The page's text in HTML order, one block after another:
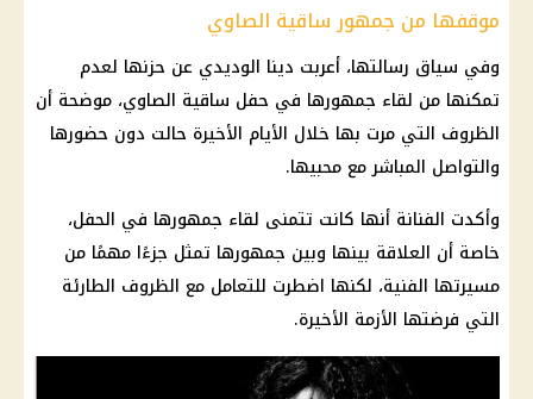
موقفها من جمهور ساقية الصاوي
وفي سياق رسالتها، أعربت دينا الوديدي عن حزنها لعدم
تمكنها من لقاء جمهورها في حفل ساقية الصاوي، موضحة أن
الظروف التي مرت بها خلال الأيام الأخيرة حالت دون حضورها
والتواصل المباشر مع محبيها.
وأكدت الفنانة أنها كانت تتمنى لقاء جمهورها في الحفل،
خاصة أن العلاقة بينها وبين جمهورها تمثل جزءًا مهمًا من
مسيرتها الفنية، لكنها اضطرت للتعامل مع الظروف الطارئة
التي فرضتها الأزمة الأخيرة.